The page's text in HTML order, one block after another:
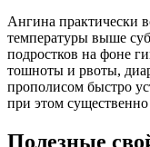
Ангина практически
температуры выше
подростков на фоне
тошноты и рвоты,
прополисом быстро
при этом
Полезные